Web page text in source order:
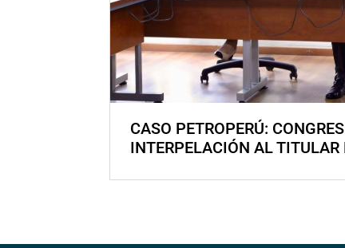
CASO PETROPERÚ:
INTERPELACIÓN AL